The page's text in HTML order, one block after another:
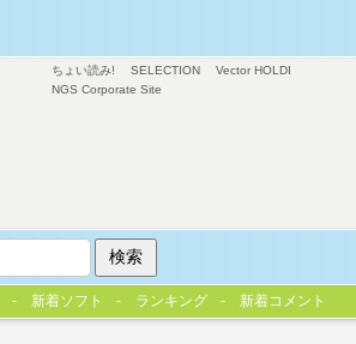
ちょい読み! SELECTION
Vector HOLDI
NGS Corporate Site
新着ソフト ランキング 新着コメント